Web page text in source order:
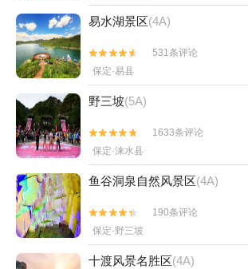
易水湖景区(4A)


531条评论
保定·易县
野三坡(5A)


1633条评论
保定·涞水县
鱼谷洞泉自然风景区(4A)


190条评论
保定·野三坡
十渡风景名胜区(4A)